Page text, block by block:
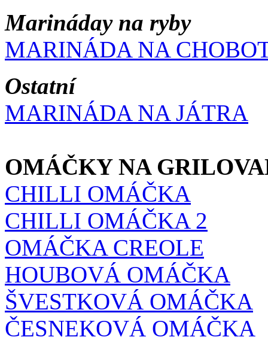
Marináday na ryby
MARINÁDA NA
Ostatní
MARINÁDA NA JÁTRA
OMÁČKY NA
CHILLI OMÁČKA
CHILLI OMÁČKA 2
OMÁČKA CREOLE
HOUBOVÁ OMÁČKA
ŠVESTKOVÁ OMÁČKA
ČESNEKOVÁ OMÁČKA